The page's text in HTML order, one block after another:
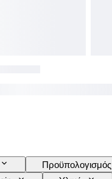
Προϋπολογισμός